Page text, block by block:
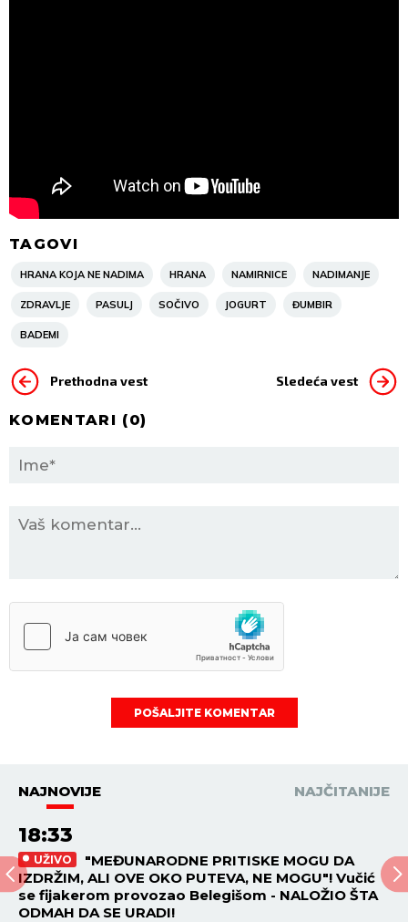
TAGOVI
HRANA KOJA NE NADIMA HRANA NAMIRNICE NADIMANJE
ZDRAVLJE PASULJ SOČIVO JOGURT ĐUMBIR
BADEMI
Prethodna vest Sledeća vest
KOMENTARI (0)
POŠALJITE KOMENTAR
NAJNOVIJE NAJČITANIJE
18:33
UŽIVO
"MEĐUNARODNE PRITISKE MOGU DA
IZDRŽIM, ALI OVE OKO PUTEVA, NE MOGU"! Vučić
se fijakerom provozao Belegišom - NALOŽIO ŠTA
ODMAH DA SE URADI!